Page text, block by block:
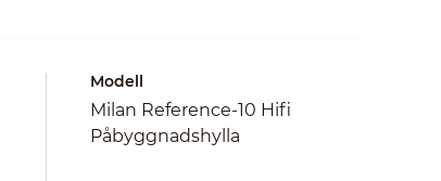
Modell
Milan Reference-10 Hifi
Påbyggnadshylla